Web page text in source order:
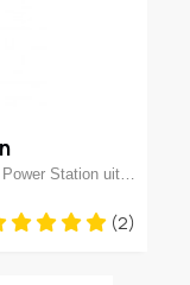
Power Station uit…
(2)